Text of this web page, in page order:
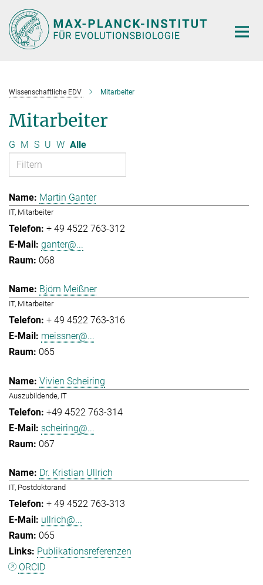
Hauptinhalt
Wissenschaftliche EDV Mitarbeiter
Mitarbeiter
G M S U W Alle
Martin Ganter
IT, Mitarbeiter
+ 49 4522 763-312
ganter@...
068
Björn Meißner
IT, Mitarbeiter
+ 49 4522 763-316
meissner@...
065
Vivien Scheiring
Auszubildende, IT
+49 4522 763-314
scheiring@...
067
Dr. Kristian Ullrich
IT, Postdoktorand
+ 49 4522 763-313
ullrich@...
065
Publikationsreferenzen
ORCID